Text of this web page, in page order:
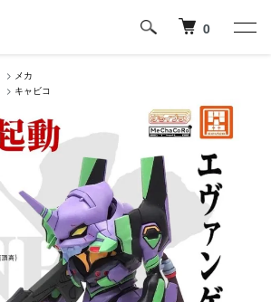
0
> メカ
> キャビコ